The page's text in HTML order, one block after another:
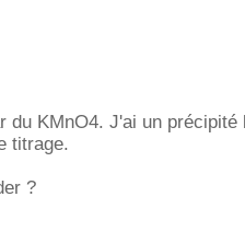
du KMnO4. J'ai un précipité
titrage.
?